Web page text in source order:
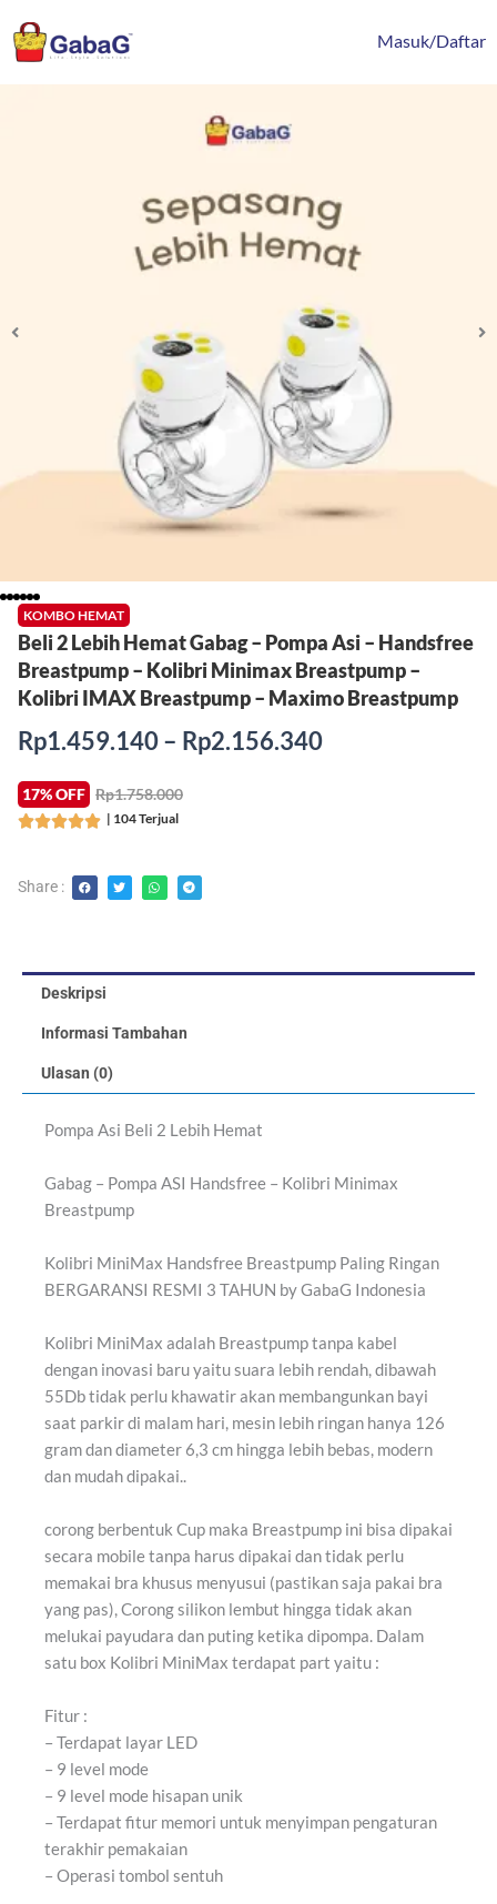
ke
konten
Masuk/Daftar
KOMBO HEMAT
Beli 2 Lebih Hemat Gabag – Pompa Asi – Handsfree
Breastpump – Kolibri Minimax Breastpump –
Kolibri IMAX Breastpump – Maximo Breastpump
Rp1.459.140– Rp2.156.340Rentang
17% OFF Rp1.758.000
Rated
out
of
| 104 Terjual
Share :
Deskripsi
Informasi Tambahan
Ulasan (0)
Pompa Asi Beli 2 Lebih Hemat
Gabag – Pompa ASI Handsfree – Kolibri Minimax
Breastpump
Kolibri MiniMax Handsfree Breastpump Paling Ringan
BERGARANSI RESMI 3 TAHUN by GabaG Indonesia
Kolibri MiniMax adalah Breastpump tanpa kabel
dengan inovasi baru yaitu suara lebih rendah, dibawah
55Db tidak perlu khawatir akan membangunkan bayi
saat parkir di malam hari, mesin lebih ringan hanya 126
gram dan diameter 6,3 cm hingga lebih bebas, modern
dan mudah dipakai..
corong berbentuk Cup maka Breastpump ini bisa dipakai
secara mobile tanpa harus dipakai dan tidak perlu
memakai bra khusus menyusui (pastikan saja pakai bra
yang pas), Corong silikon lembut hingga tidak akan
melukai payudara dan puting ketika dipompa. Dalam
satu box Kolibri MiniMax terdapat part yaitu :
Fitur :
– Terdapat layar LED
– 9 level mode
– 9 level mode hisapan unik
– Terdapat fitur memori untuk menyimpan pengaturan
terakhir pemakaian
– Operasi tombol sentuh